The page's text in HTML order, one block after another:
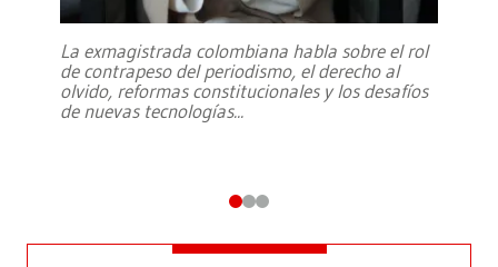
La exmagistrada colombiana habla sobre el rol
de contrapeso del periodismo, el derecho al
olvido, reformas constitucionales y los desafíos
de nuevas tecnologías...